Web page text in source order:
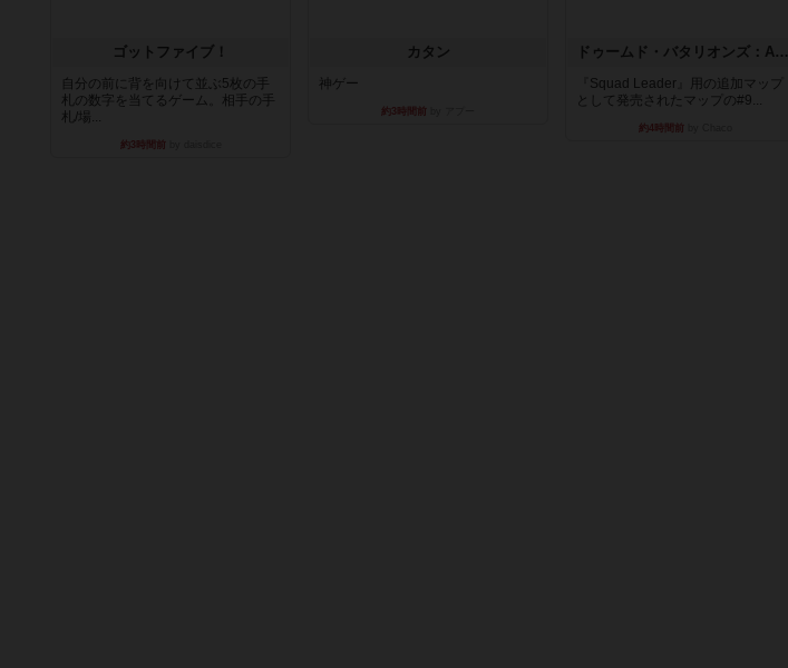
ゴットファイブ！
自分の前に背を向けて並ぶ5枚の手
札の数字を当てるゲーム。相手の手
札/場...
約3時間前
カタン
神ゲー
約3時間前
ドゥームド・バタリオンズ：ASLモジュール11
『Squad Leader』用の追加マップ
として発売されたマップの#9...
約4時間前